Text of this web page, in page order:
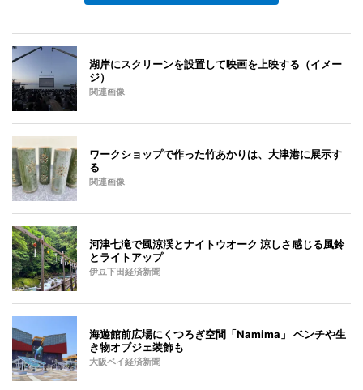
湖岸にスクリーンを設置して映画を上映する（イメー
ジ）
関連画像
ワークショップで作った竹あかりは、大津港に展示す
る
関連画像
河津七滝で風涼渓とナイトウオーク 涼しさ感じる風鈴
とライトアップ
伊豆下田経済新聞
海遊館前広場にくつろぎ空間「Namima」 ベンチや生
き物オブジェ装飾も
大阪ベイ経済新聞